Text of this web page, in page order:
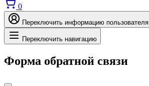
0
Переключить информацию пользователя
Переключить навигацию
Форма обратной связи